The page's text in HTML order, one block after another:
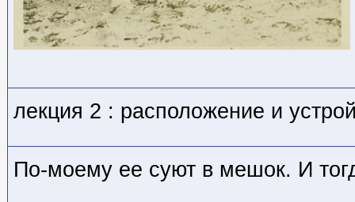
лекция 2 : расположение и
По-моему ее суют в мешок. И